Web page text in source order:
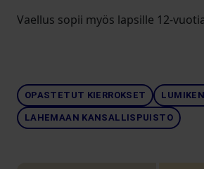
Vaellus sopii myös lapsille 12-
OPASTETUT KIERROKSET
LAHEMAAN KANSALLISPUISTO